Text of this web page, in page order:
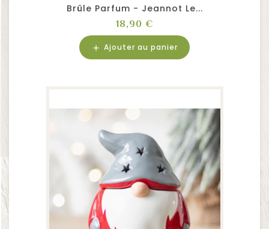
Brûle Parfum - Jeannot Le...
Prix
18,90 €
add Ajouter au panier